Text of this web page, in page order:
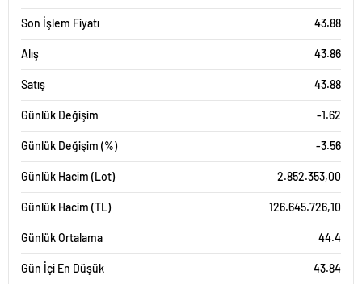
Son İşlem Fiyatı 43.88
Alış 43.86
Satış 43.88
Günlük Değişim -1.62
Günlük Değişim (%) -3.56
Günlük Hacim (Lot) 2.852.353,00
Günlük Hacim (TL) 126.645.726,10
Günlük Ortalama 44.4
Gün İçi En Düşük 43.84